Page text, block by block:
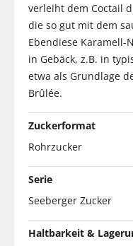
verleiht dem Coctail
die so gut mit dem
Ebendiese Karamell-
in Gebäck, z.B. in
etwa als Grundlage
Brûlée.
Zuckerformat
Rohrzucker
Serie
Seeberger Zucker
Haltbarkeit &